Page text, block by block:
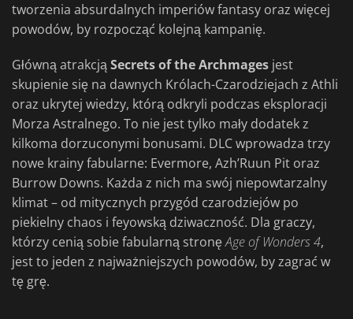
tworzenia absurdalnych imperiów fantasy oraz więcej
powodów, by rozpocząć kolejną kampanię.
Główną atrakcjąSecrets of the Archmages jest
skupienie się na dawnych Królach-Czarodziejach z Athli
oraz ukrytej wiedzy, którą odkryli podczas eksploracji
Morza Astralnego. To nie jest tylko mały dodatek z
kilkoma dorzuconymi bonusami. DLC wprowadza trzy
nowe krainy fabularne: Evermore, Azh’Ruun Pit oraz
Burrow Downs. Każda z nich ma swój niepowtarzalny
klimat – od mitycznych przygód czarodziejów po
piekielny chaos i feyowską dziwaczność. Dla graczy,
którzy cenią sobie fabularną stronęAge of Wonders 4,
jest to jeden z najważniejszych powodów, by zagrać w
tę grę.